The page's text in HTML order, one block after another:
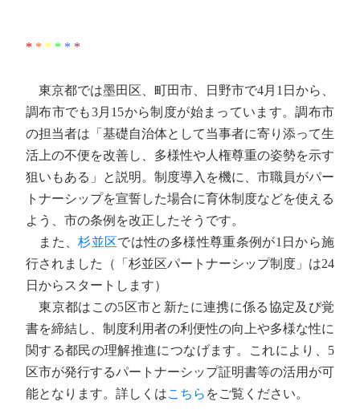
* * * * * *
東京都では墨田区、町田市、日野市で4月1日から、
調布市でも3月15から制度が始まっています。調布市
の担当者は「基礎自治体として当事者に寄り添って生
活上の不便を改善し、多様性や人権尊重の姿勢を示す
狙いもある」と説明。制度導入を機に、市職員がパー
トナーシップを宣誓した場合に育休制度などを使える
よう、市の条例を改正したそうです。
また、杉並区では性の多様性尊重条例が1日から施
行されました（「杉並区パートナーシップ制度」は24
日からスタートします）
東京都はこの5区市と新たに連携に係る協定及び覚
書を締結し、制度利用者の利便性の向上や多様な性に
関する都民の理解推進につなげます。これにより、5
区市が発行するパートナーシップ証明書等の活用が可
能となります。詳しくはこちら をご覧ください。